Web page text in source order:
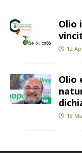
Olio
12
Olio
18